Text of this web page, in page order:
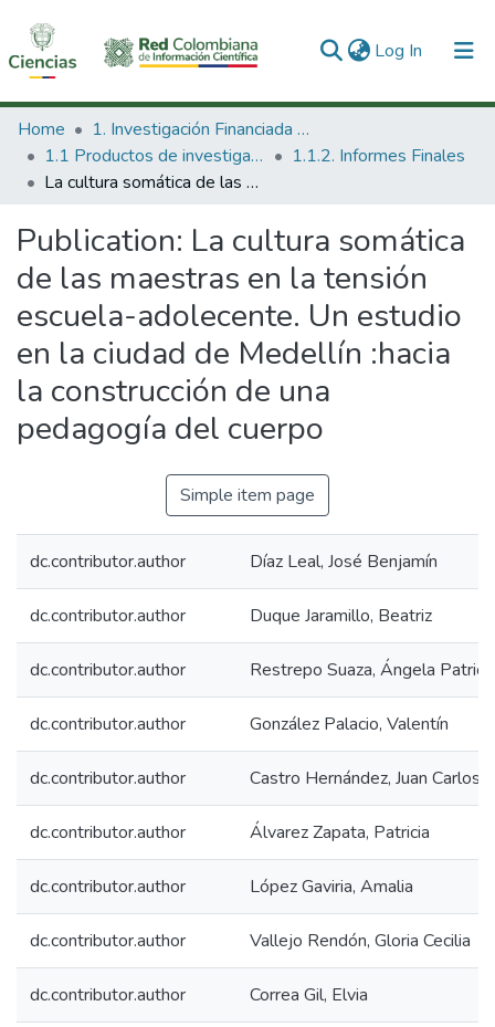
Log In (current)
Communities & Collections
All of DSpace
Home
1. Investigación Financiada con Recursos Públicos
1.1 Productos de investigación
1.1.2. Informes Finales
La cultura somática de las maestras en la tensión escuela-adolecente. Un estudio en la ciudad de Medellín :hacia la construcción de una pedagogía del cuerpo
Publication: La cultura somática
de las maestras en la tensión
escuela-adolecente. Un estudio
en la ciudad de Medellín :hacia
la construcción de una
pedagogía del cuerpo
Simple item page
dc.contributor.author Díaz Leal, José Benjamín
dc.contributor.author Duque Jaramillo, Beatriz
dc.contributor.author Restrepo Suaza, Ángela Patricia
dc.contributor.author González Palacio, Valentín
dc.contributor.author Castro Hernández, Juan Carlos
dc.contributor.author Álvarez Zapata, Patricia
dc.contributor.author López Gaviria, Amalia
dc.contributor.author Vallejo Rendón, Gloria Cecilia
dc.contributor.author Correa Gil, Elvia